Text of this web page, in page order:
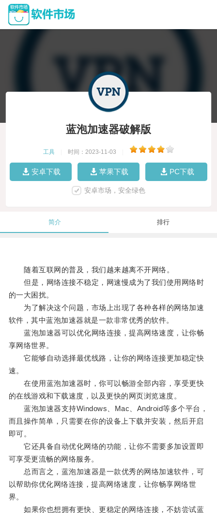
蓝泡加速器破解版
工具 时间：2023-11-03
安卓下载 苹果下载 PC下载
安卓市场，安全绿色
简介 排行
随着互联网的普及，我们越来越离不开网络。
但是，网络连接不稳定，网速慢成为了我们使用网络时
的一大困扰。
为了解决这个问题，市场上出现了各种各样的网络加速
软件，其中蓝泡加速器就是一款非常优秀的软件。
蓝泡加速器可以优化网络连接，提高网络速度，让你畅
享网络世界。
它能够自动选择最优线路，让你的网络连接更加稳定快
速。
在使用蓝泡加速器时，你可以畅游全部内容，享受更快
的在线游戏和下载速度，以及更快的网页浏览速度。
蓝泡加速器支持Windows、Mac、Android等多个平台，
而且操作简单，只需要在你的设备上下载并安装，然后开启
即可。
它还具备自动优化网络的功能，让你不需要多加设置即
可享受更流畅的网络服务。
总而言之，蓝泡加速器是一款优秀的网络加速软件，可
以帮助你优化网络连接，提高网络速度，让你畅享网络世
界。
如果你也想拥有更快、更稳定的网络连接，不妨尝试蓝